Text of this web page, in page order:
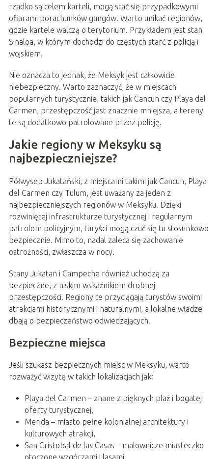
rzadko są celem karteli, mogą stać się przypadkowymi
ofiarami porachunków gangów. Warto unikać regionów,
gdzie kartele walczą o terytorium. Przykładem jest stan
Sinaloa, w którym dochodzi do częstych starć z policją i
wojskiem.
Nie oznacza to jednak, że Meksyk jest całkowicie
niebezpieczny. Warto zaznaczyć, że w miejscach
popularnych turystycznie, takich jak Cancun czy Playa del
Carmen, przestępczość jest znacznie mniejsza, a tereny
te są dodatkowo patrolowane przez policję.
Jakie regiony w Meksyku są
najbezpieczniejsze?
Półwysep Jukatański, z miejscami takimi jak Cancun, Playa
del Carmen czy Tulum, jest uważany za jeden z
najbezpieczniejszych regionów w Meksyku. Dzięki
rozwiniętej infrastrukturze turystycznej i regularnym
patrolom policyjnym, turyści mogą czuć się tu stosunkowo
bezpiecznie. Mimo to, nadal zaleca się zachowanie
ostrożności, zwłaszcza w nocy.
Stany Jukatan i Campeche również uchodzą za
bezpieczne, z niskim wskaźnikiem drobnej
przestępczości. Regiony te przyciągają turystów swoimi
atrakcjami historycznymi i naturalnymi, a lokalne władze
dbają o bezpieczeństwo odwiedzających.
Bezpieczne miejsca
Jeśli szukasz bezpiecznych miejsc w Meksyku, warto
rozważyć wizytę w takich lokalizacjach jak:
Playa del Carmen – znane z pięknych plaż i bogatej
oferty turystycznej,
Merida – miasto pełne kolonialnej architektury i
kulturowych atrakcji,
San Cristobal de las Casas – malownicze miasteczko
otoczone wzgórzami i lasami,